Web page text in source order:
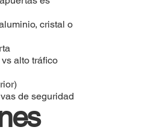
cristal o
alto tráfico
de seguridad